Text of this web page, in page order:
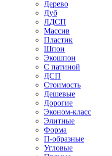
Дерево
Дуб
ЛДСП
Массив
Пластик
Шпон
Экошпон
С патиной
ДСП
Стоимость
Дешевые
Дорогие
Эконом-класс
Элитные
Форма
П-образные
Угловые